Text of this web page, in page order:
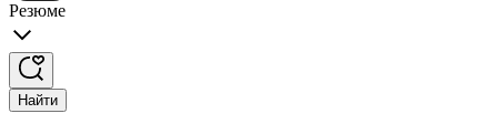
Резюме
Найти